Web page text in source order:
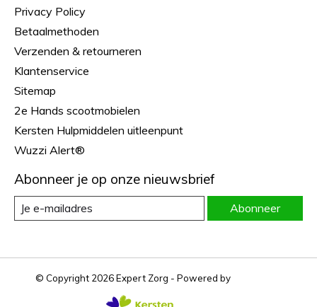
Privacy Policy
Betaalmethoden
Verzenden & retourneren
Klantenservice
Sitemap
2e Hands scootmobielen
Kersten Hulpmiddelen uitleenpunt
Wuzzi Alert®
Abonneer je op onze nieuwsbrief
Abonneer
© Copyright 2026 Expert Zorg - Powered by